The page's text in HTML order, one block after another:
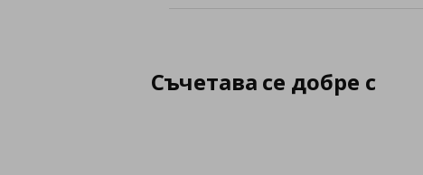
Съчетава се добре с